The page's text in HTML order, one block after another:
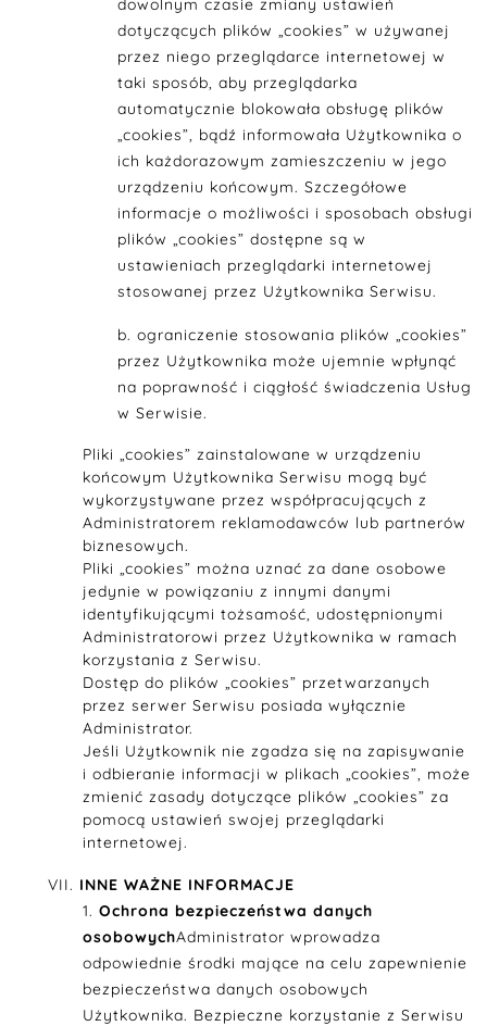
dowolnym czasie zmiany ustawień
dotyczących plików „cookies” w używanej
przez niego przeglądarce internetowej w
taki sposób, aby przeglądarka
automatycznie blokowała obsługę plików
„cookies”, bądź informowała Użytkownika o
ich każdorazowym zamieszczeniu w jego
urządzeniu końcowym. Szczegółowe
informacje o możliwości i sposobach obsługi
plików „cookies” dostępne są w
ustawieniach przeglądarki internetowej
stosowanej przez Użytkownika Serwisu.
ograniczenie stosowania plików „cookies”
przez Użytkownika może ujemnie wpłynąć
na poprawność i ciągłość świadczenia Usług
w Serwisie.
Pliki „cookies” zainstalowane w urządzeniu
końcowym Użytkownika Serwisu mogą być
wykorzystywane przez współpracujących z
Administratorem reklamodawców lub partnerów
biznesowych.
Pliki „cookies” można uznać za dane osobowe
jedynie w powiązaniu z innymi danymi
identyfikującymi tożsamość, udostępnionymi
Administratorowi przez Użytkownika w ramach
korzystania z Serwisu.
Dostęp do plików „cookies” przetwarzanych
przez serwer Serwisu posiada wyłącznie
Administrator.
Jeśli Użytkownik nie zgadza się na zapisywanie
i odbieranie informacji w plikach „cookies”, może
zmienić zasady dotyczące plików „cookies” za
pomocą ustawień swojej przeglądarki
internetowej.
INNE WAŻNE INFORMACJE
Ochrona bezpieczeństwa danych
osobowychAdministrator wprowadza
odpowiednie środki mające na celu zapewnienie
bezpieczeństwa danych osobowych
Użytkownika. Bezpieczne korzystanie z Serwisu